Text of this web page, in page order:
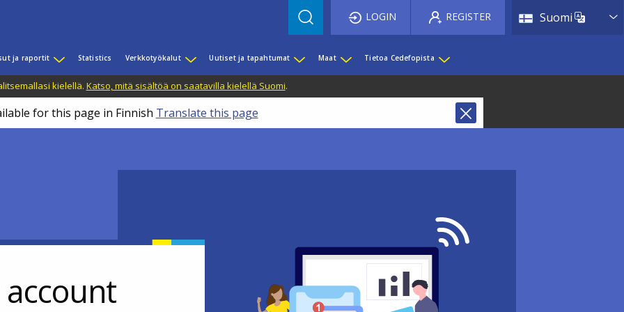
Suomi List
LOGIN REGISTER
ja raportit Statistics Verkkotyökalut Uutiset ja tapahtumat Maat Tietoa Cedefopista
kielellä. Katso, mitä sisältöä on saatavilla kielellä Suomi.
for this page in Finnish Translate this page